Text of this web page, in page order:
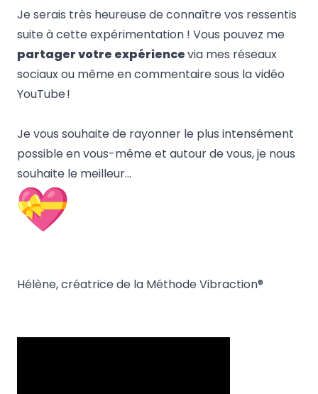
Je serais très heureuse de connaître vos ressentis
suite à cette expérimentation ! Vous pouvez me
partager votre expériencevia mes réseaux
sociaux ou même en commentaire sous la vidéo
YouTube !
Je vous souhaite de rayonner le plus intensément
possible en vous-même et autour de vous, je nous
souhaite le meilleur…
Hélène, créatrice de la Méthode Vibraction®